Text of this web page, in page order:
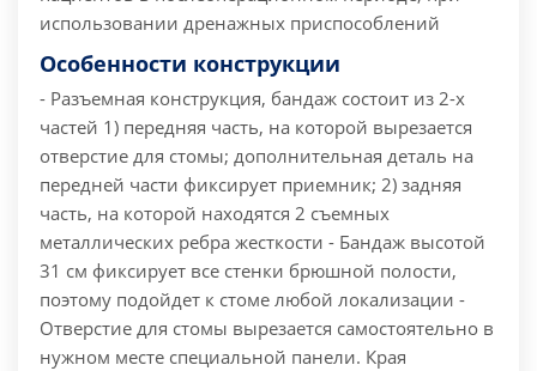
использовании дренажных приспособлений
Особенности конструкции
- Разъемная конструкция, бандаж состоит из 2-х
частей 1) передняя часть, на которой вырезается
отверстие для стомы; дополнительная деталь на
передней части фиксирует приемник; 2) задняя
часть, на которой находятся 2 съемных
металлических ребра жесткости - Бандаж высотой
31 см фиксирует все стенки брюшной полости,
поэтому подойдет к стоме любой локализации -
Отверстие для стомы вырезается самостоятельно в
нужном месте специальной панели. Края